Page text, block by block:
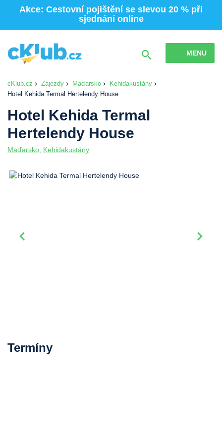
Akce: Cestovní pojištění se slevou 20 % při
sjednání online
MENU
cKlub.cz Zájezdy Maďarsko
Kehidakustány
Hotel Kehida Termal Hertelendy House
Hotel Kehida Termal
Hertelendy House
Maďarsko Kehidakustány
Termíny